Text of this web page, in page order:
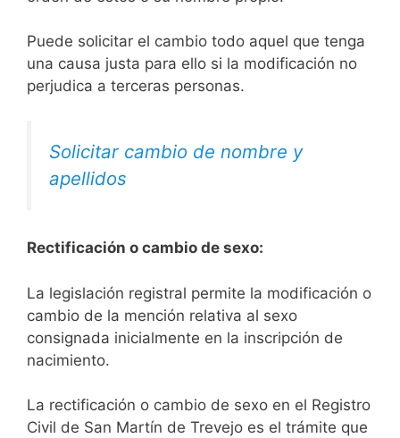
Puede solicitar el cambio todo aquel que tenga
una causa justa para ello si la modificación no
perjudica a terceras personas.
Solicitar cambio de nombre y
apellidos
Rectificación o cambio de sexo:
La legislación registral permite la modificación o
cambio de la mención relativa al sexo
consignada inicialmente en la inscripción de
nacimiento.
La rectificación o cambio de sexo en el Registro
Civil de San Martín de Trevejo es el trámite que